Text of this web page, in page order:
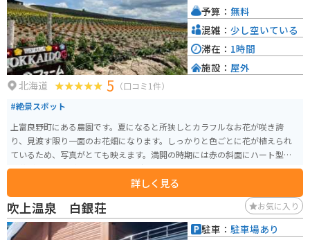
北海道 5 （口コミ1件）
#絶景スポット
上富良野町にある農園です。夏になると所狭しとカラフルなお花が咲き誇
り、見渡す限り一面のお花畑になります。しっかりと色ごとに花が植えられ
ているため、写真がとても映えます。満開の時期には赤の斜面にハート型の
お花が浮かび上がり、カップルのデートコースとしてもオススメです。
詳しく見る
予算： 無料
混雑： 少し空いている
滞在： 1時間
施設： 屋外
吹上温泉 白銀荘 お気に入り
駐車： 駐車場あり